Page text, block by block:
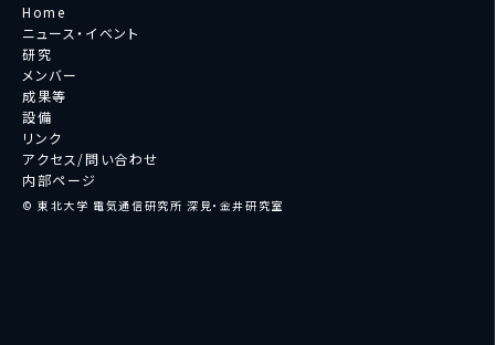
Home
ニュース・イベント
研究
メンバー
成果等
設備
リンク
アクセス/問い合わせ
内部ページ
© 東北大学 電気通信研究所 深見・金井研究室